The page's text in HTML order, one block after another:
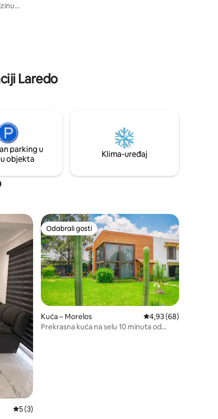
Laredo
parking u
objekta
Klima-uređaj
Prosječna ocjena: 5/5, recenzija: 3
5 (3)
Odabrali gosti
Odabrali gosti
Kuća – Morelos Prosječna ocjena:
4,93 (68)
Prekrasna kuća na selu 10 minuta od